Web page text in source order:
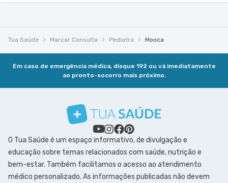
Tua Saúde Marcar Consulta Pediatra Mooca
Em caso de emergência médica, disque 192 ou vá imediatamente
ao pronto-socorro mais próximo.
O Tua Saúde é um espaço informativo, de divulgação e
educação sobre temas relacionados com saúde, nutrição e
bem-estar. Também facilitamos o acesso ao atendimento
médico personalizado. As informações publicadas não devem